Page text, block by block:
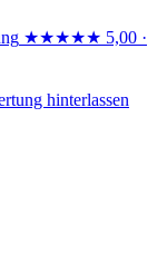
★★★★★ 5,00 ·
hinterlassen